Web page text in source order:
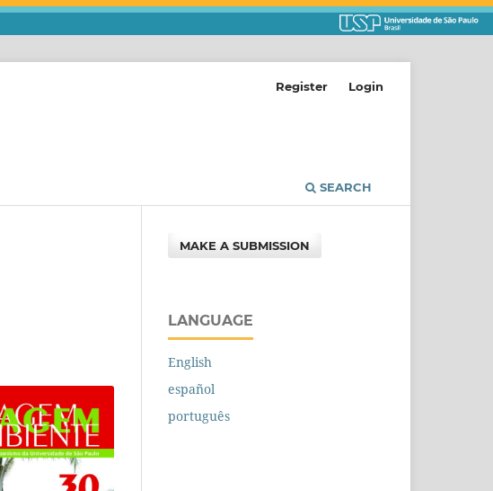
SEARCH
Register Login
MAKE A SUBMISSION
LANGUAGE
English
español
português